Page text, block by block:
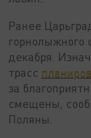
Ранее
горнолыжного
декабря.
трасс
за
смещены,
Поляны.